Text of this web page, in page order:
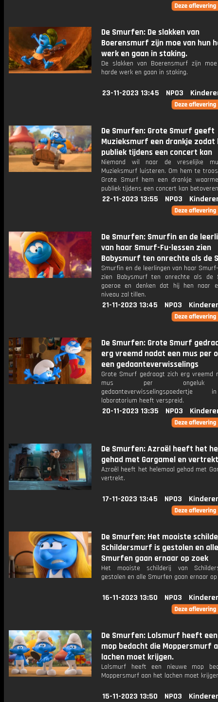
De Smurfen: De slakken van
Boerensmurf zijn moe van hun
werk en gaan in staking.
De slakken van Boerensmurf zijn
harde werk en gaan in staking.
23-11-2023 13:45 NPO3
De Smurfen: Grote Smurf geeft
Muzieksmurf een drankje zodat
publiek tijdens een concert kan
Niemand wil naar de vreselijke
Muzieksmurf luisteren. Om hem te
Grote Smurf hem een drankje
publiek tijdens een concert kan
22-11-2023 13:55 NPO3
De Smurfen: Smurfin en de
van haar Smurf-Fu-lessen zien
Babysmurf ten onrechte als de
Smurfin en de leerlingen van haar
zien Babysmurf ten onrechte als de
goeroe en denken dat hij hen naar
niveau zal tillen.
21-11-2023 13:45 NPO3
De Smurfen: Grote Smurf
erg vreemd nadat een mus per
een gedaanteverwisselings
Grote Smurf gedraagt zich erg vreemd
mus per ongeluk
laboratorium heeft verspreid.
20-11-2023 13:35 NPO3
De Smurfen: Azraël heeft het
gehad met Gargamel en
Azraël heeft het helemaal gehad met
vertrekt.
17-11-2023 13:45 NPO3
De Smurfen: Het mooiste
Schildersmurf is gestolen en alle
Smurfen gaan ernaar op zoek
Het mooiste schilderij van
gestolen en alle Smurfen gaan ernaar op
16-11-2023 13:50 NPO3
De Smurfen: Lolsmurf heeft
mop bedacht die Moppersmurf
lachen moet krijgen.
Lolsmurf heeft een nieuwe mop
Moppersmurf aan het lachen moet
15-11-2023 13:50 NPO3